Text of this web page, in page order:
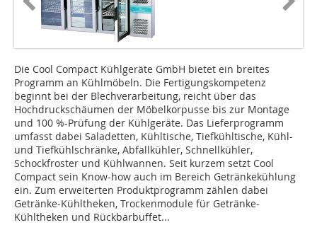
Die Cool Compact Kühlgeräte GmbH bietet ein breites
Programm an Kühlmöbeln. Die Fertigungskompetenz
beginnt bei der Blechverarbeitung, reicht über das
Hochdruckschäumen der Möbelkorpusse bis zur Montage
und 100 %-Prüfung der Kühlgeräte. Das Lieferprogramm
umfasst dabei Saladetten, Kühltische, Tiefkühltische, Kühl-
und Tiefkühlschränke, Abfallkühler, Schnellkühler,
Schockfroster und Kühlwannen. Seit kurzem setzt Cool
Compact sein Know-how auch im Bereich Getränkekühlung
ein. Zum erweiterten Produktprogramm zählen dabei
Getränke-Kühltheken, Trockenmodule für Getränke-
Kühltheken und Rückbarbuffet...